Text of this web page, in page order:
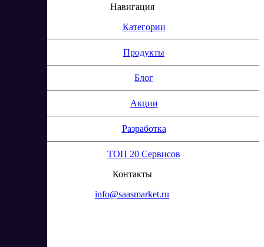
Навигация
Категории
Продукты
Блог
Акции
Разработка
ТОП 20 Сервисов
Контакты
info@saasmarket.ru